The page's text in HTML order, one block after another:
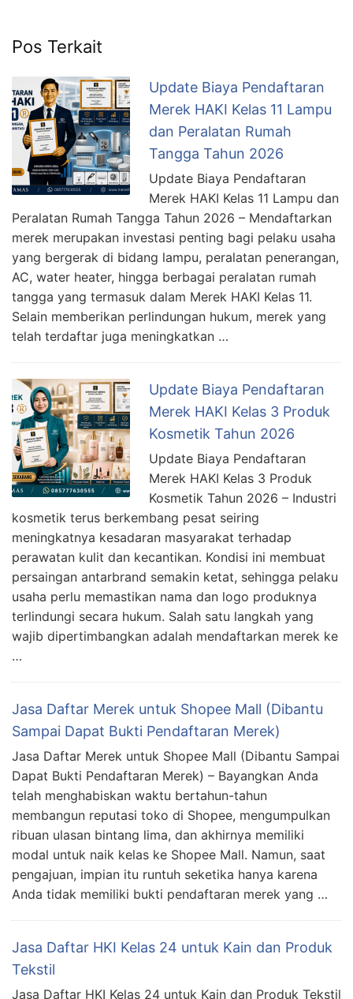
Pos Terkait
Update Biaya Pendaftaran
Merek HAKI Kelas 11 Lampu
dan Peralatan Rumah
Tangga Tahun 2026
Update Biaya Pendaftaran
Merek HAKI Kelas 11 Lampu dan
Peralatan Rumah Tangga Tahun 2026 – Mendaftarkan
merek merupakan investasi penting bagi pelaku usaha
yang bergerak di bidang lampu, peralatan penerangan,
AC, water heater, hingga berbagai peralatan rumah
tangga yang termasuk dalam Merek HAKI Kelas 11.
Selain memberikan perlindungan hukum, merek yang
telah terdaftar juga meningkatkan …
Update Biaya Pendaftaran
Merek HAKI Kelas 3 Produk
Kosmetik Tahun 2026
Update Biaya Pendaftaran
Merek HAKI Kelas 3 Produk
Kosmetik Tahun 2026 – Industri
kosmetik terus berkembang pesat seiring
meningkatnya kesadaran masyarakat terhadap
perawatan kulit dan kecantikan. Kondisi ini membuat
persaingan antarbrand semakin ketat, sehingga pelaku
usaha perlu memastikan nama dan logo produknya
terlindungi secara hukum. Salah satu langkah yang
wajib dipertimbangkan adalah mendaftarkan merek ke
…
Jasa Daftar Merek untuk Shopee Mall (Dibantu
Sampai Dapat Bukti Pendaftaran Merek)
Jasa Daftar Merek untuk Shopee Mall (Dibantu Sampai
Dapat Bukti Pendaftaran Merek) – Bayangkan Anda
telah menghabiskan waktu bertahun-tahun
membangun reputasi toko di Shopee, mengumpulkan
ribuan ulasan bintang lima, dan akhirnya memiliki
modal untuk naik kelas ke Shopee Mall. Namun, saat
pengajuan, impian itu runtuh seketika hanya karena
Anda tidak memiliki bukti pendaftaran merek yang …
Jasa Daftar HKI Kelas 24 untuk Kain dan Produk
Tekstil
Jasa Daftar HKI Kelas 24 untuk Kain dan Produk Tekstil